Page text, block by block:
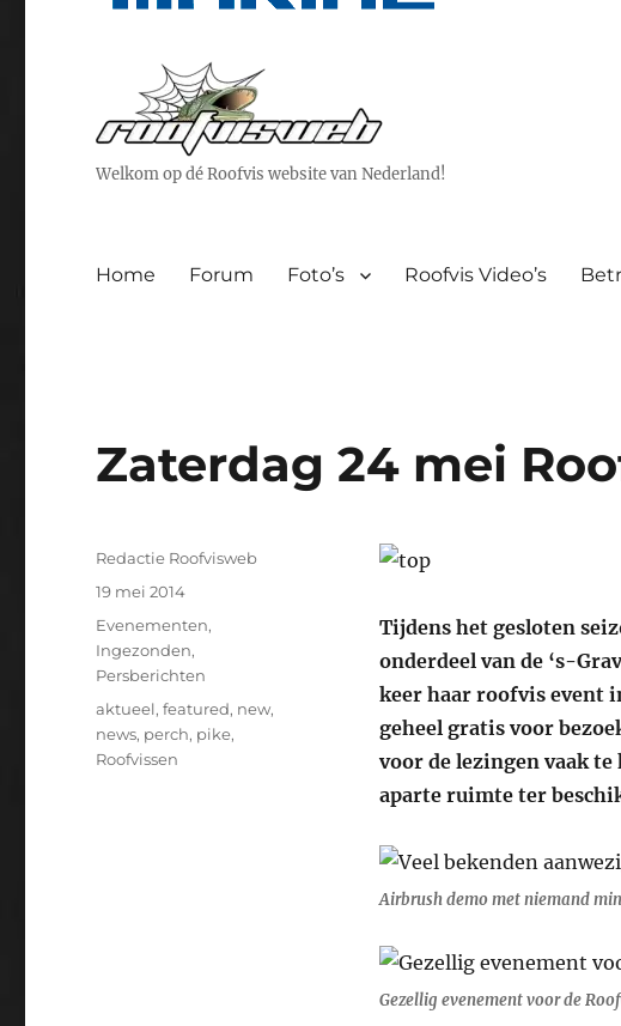
Welkom op dé Roofvis website van Nederland!
Home Forum Foto’s Roofvis Video’s
Zaterdag 24 mei
Tijdens het gesloten
onderdeel van de ‘s-
keer haar roofvis event
geheel gratis voor
voor de lezingen vaak
aparte ruimte ter
Airbrush demo met niemand
Gezellig evenement voor de
Auteur
Redactie Roofvisweb
Geplaatst
19 mei 2014
Categorieën
Evenementen,
Ingezonden,
Persberichten
Tags
aktueel,featured, new,
news, perch, pike,
Roofvissen